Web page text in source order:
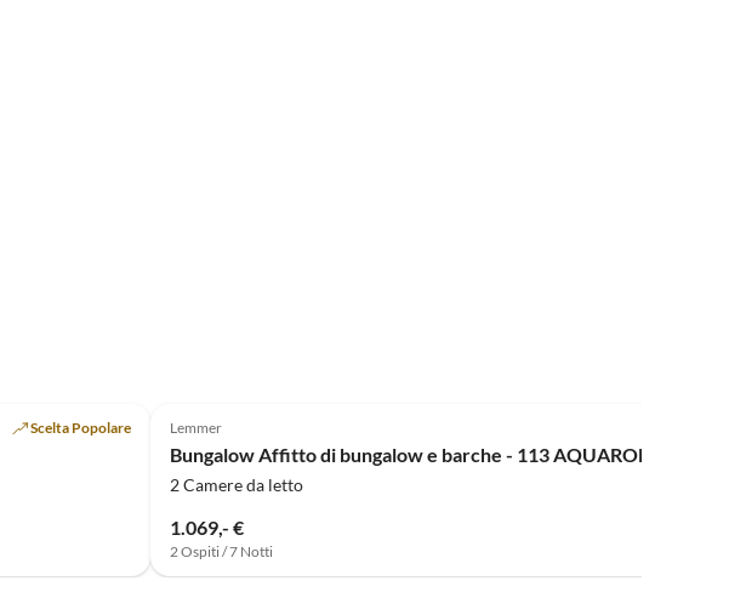
Scelta Popolare Lemmer
Bungalow Affitto di bungalow e barche - 113 AQUARONDE
2 Camere da letto
1.069,- €
2 Ospiti / 7 Notti